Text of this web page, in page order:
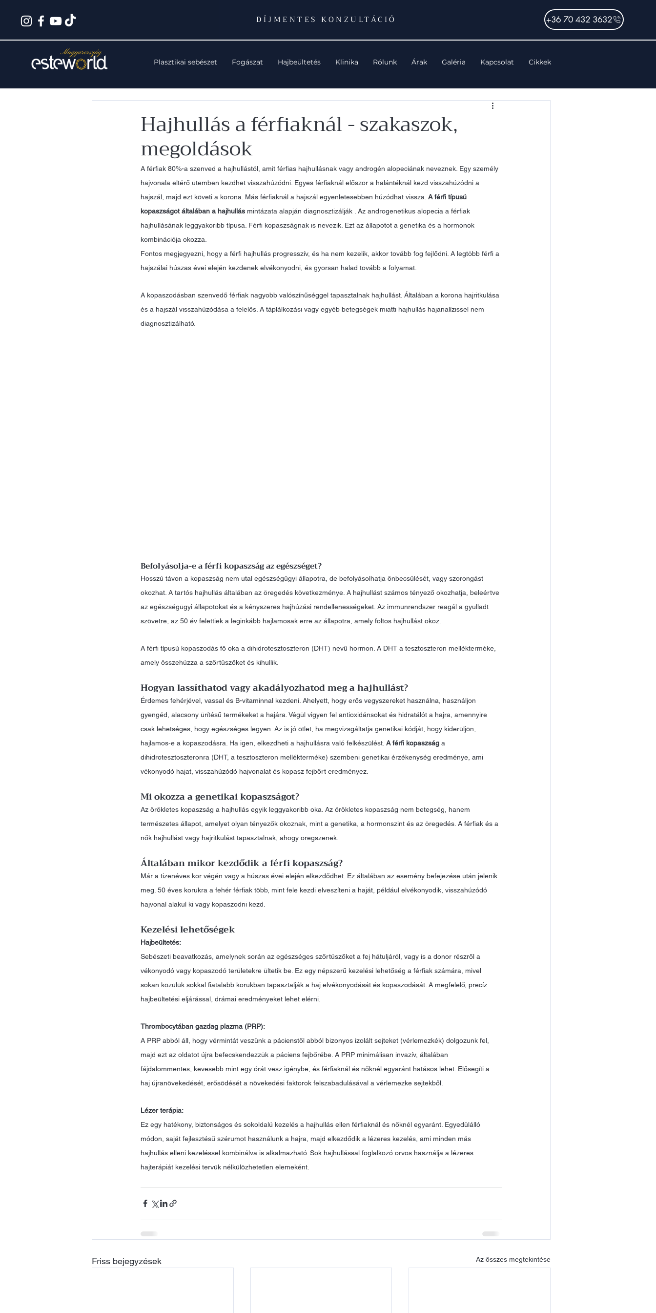
DÍJMENTES KONZULTÁCIÓ +36 70 432 3632
Plasztikai sebészet Fogászat Hajbeültetés Klinika Rólunk Árak Galéria Kapcsolat Cikkek
Hajhullás a férfiaknál - szakaszok,
megoldások
A férfiak 80%-a szenved a hajhullástól, amit férfias hajhullásnak vagy androgén alopeciának neveznek. Egy személy
hajvonala eltérő ütemben kezdhet visszahúzódni. Egyes férfiaknál először a halántéknál kezd visszahúzódni a
hajszál, majd ezt követi a korona. Más férfiaknál a hajszál egyenletesebben húzódhat vissza. A férfi típusú
kopaszságot általában a hajhullás mintázata alapján diagnosztizálják . Az androgenetikus alopecia a férfiak
hajhullásának leggyakoribb típusa. Férfi kopaszságnak is nevezik. Ezt az állapotot a genetika és a hormonok
kombinációja okozza.
Fontos megjegyezni, hogy a férfi hajhullás progresszív, és ha nem kezelik, akkor tovább fog fejlődni. A legtöbb férfi a
hajszálai húszas évei elején kezdenek elvékonyodni, és gyorsan halad tovább a folyamat.
A kopaszodásban szenvedő férfiak nagyobb valószínűséggel tapasztalnak hajhullást. Általában a korona hajritkulása
és a hajszál visszahúzódása a felelős. A táplálkozási vagy egyéb betegségek miatti hajhullás hajanalízissel nem
diagnosztizálható.
Befolyásolja-e a férfi kopaszság az egészséget?
Hosszú távon a kopaszság nem utal egészségügyi állapotra, de befolyásolhatja önbecsülését, vagy szorongást
okozhat. A tartós hajhullás általában az öregedés következménye. A hajhullást számos tényező okozhatja, beleértve
az egészségügyi állapotokat és a kényszeres hajhúzási rendellenességeket. Az immunrendszer reagál a gyulladt
szövetre, az 50 év felettiek a leginkább hajlamosak erre az állapotra, amely foltos hajhullást okoz.
A férfi típusú kopaszodás fő oka a dihidrotesztoszteron (DHT) nevű hormon. A DHT a tesztoszteron mellékterméke,
amely összehúzza a szőrtüszőket és kihullik.
Hogyan lassíthatod vagy akadályozhatod meg a hajhullást?
Érdemes fehérjével, vassal és B-vitaminnal kezdeni. Ahelyett, hogy erős vegyszereket használna, használjon
gyengéd, alacsony ürítésű termékeket a hajára. Végül vigyen fel antioxidánsokat és hidratálót a hajra, amennyire
csak lehetséges, hogy egészséges legyen. Az is jó ötlet, ha megvizsgáltatja genetikai kódját, hogy kiderüljön,
hajlamos-e a kopaszodásra. Ha igen, elkezdheti a hajhullásra való felkészülést. A férfi kopaszság a
dihidrotesztoszteronra (DHT, a tesztoszteron mellékterméke) szembeni genetikai érzékenység eredménye, ami
vékonyodó hajat, visszahúzódó hajvonalat és kopasz fejbőrt eredményez.
Mi okozza a genetikai kopaszságot?
Az örökletes kopaszság a hajhullás egyik leggyakoribb oka. Az örökletes kopaszság nem betegség, hanem
természetes állapot, amelyet olyan tényezők okoznak, mint a genetika, a hormonszint és az öregedés. A férfiak és a
nők hajhullást vagy hajritkulást tapasztalnak, ahogy öregszenek.
Általában mikor kezdődik a férfi kopaszság?
Már a tizenéves kor végén vagy a húszas évei elején elkezdődhet. Ez általában az esemény befejezése után jelenik
meg. 50 éves korukra a fehér férfiak több, mint fele kezdi elveszíteni a haját, például elvékonyodik, visszahúzódó
hajvonal alakul ki vagy kopaszodni kezd.
Kezelési lehetőségek
Hajbeültetés:
Sebészeti beavatkozás, amelynek során az egészséges szőrtüszőket a fej hátuljáról, vagy is a donor részről a
vékonyodó vagy kopaszodó területekre ültetik be. Ez egy népszerű kezelési lehetőség a férfiak számára, mivel
sokan közülük sokkal fiatalabb korukban tapasztalják a haj elvékonyodását és kopaszodását. A megfelelő, precíz
hajbeültetési eljárással, drámai eredményeket lehet elérni.
Thrombocytában gazdag plazma (PRP):
A PRP abból áll, hogy vérmintát veszünk a pácienstől abból bizonyos izolált sejteket (vérlemezkék) dolgozunk fel,
majd ezt az oldatot újra befecskendezzük a páciens fejbőrébe. A PRP minimálisan invazív, általában
fájdalommentes, kevesebb mint egy órát vesz igénybe, és férfiaknál és nőknél egyaránt hatásos lehet. Elősegíti a
haj újranövekedését, erősödését a növekedési faktorok felszabadulásával a vérlemezke sejtekből.
Lézer terápia:
Ez egy hatékony, biztonságos és sokoldalú kezelés a hajhullás ellen férfiaknál és nőknél egyaránt. Egyedülálló
módon, saját fejlesztésű szérumot használunk a hajra, majd elkezdődik a lézeres kezelés, ami minden más
hajhullás elleni kezeléssel kombinálva is alkalmazható. Sok hajhullással foglalkozó orvos használja a lézeres
hajterápiát kezelési tervük nélkülözhetetlen elemeként.
Friss bejegyzések Az összes megtekintése